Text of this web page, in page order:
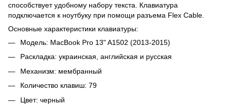
способствует удобному набору текста. Клавиатура
подключается к ноутбуку при помощи разъема Flex Cable.
Основные характеристики клавиатуры:
Модель: MacBook Pro 13" A1502 (2013-2015)
Раскладка: украинская, английская и русская
Механизм: мембранный
Количество клавиш: 79
Цвет: черный